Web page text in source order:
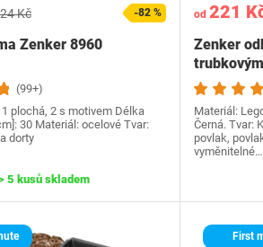
Kč -82 %
Zenker 8960
(99+)
plochá, 2 s motivem Délka
30 Materiál: ocelové Tvar:
dorty
5 kusů skladem
od 221
Zenker
Materiál:
Černá. Tvar:
povlak,
vyměnitelné…
First